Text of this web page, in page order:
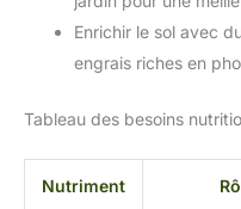
Enrichir le sol avec
engrais riches en
Tableau des besoins
Nutriment